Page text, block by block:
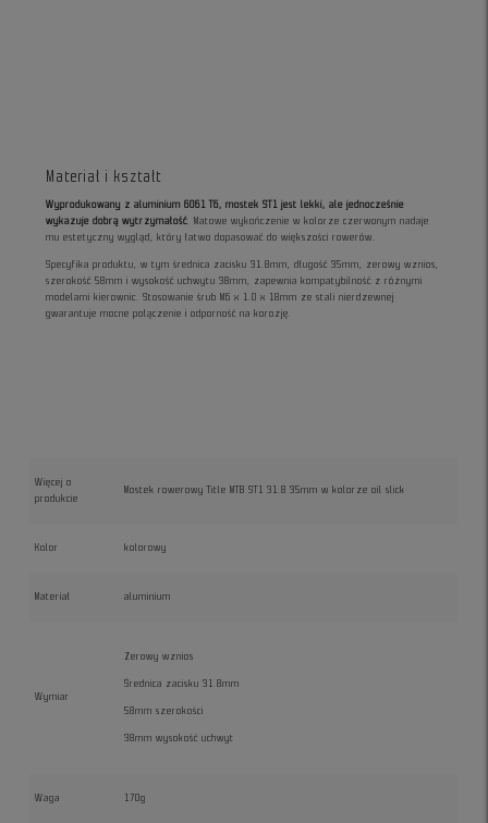
Materiał i kształt
Wyprodukowany z aluminium 6061 T6, mostek ST1 jest lekki, ale jednocześnie
wykazuje dobrą wytrzymałość. Matowe wykończenie w kolorze czerwonym nadaje
mu estetyczny wygląd, który łatwo dopasować do większości rowerów.
Specyfika produktu, w tym średnica zacisku 31.8mm, długość 35mm, zerowy wznios,
szerokość 58mm i wysokość uchwytu 38mm, zapewnia kompatybilność z różnymi
modelami kierownic. Stosowanie śrub M6 x 1.0 x 18mm ze stali nierdzewnej
gwarantuje mocne połączenie i odporność na korozję.
Więcej o
produkcie
Mostek rowerowy Title MTB ST1 31.8 35mm w kolorze oil slick
Kolor kolorowy
Materiał aluminium
Wymiar
Zerowy wznios
Średnica zacisku 31.8mm
58mm szerokości
38mm wysokość uchwyt
Waga 170g